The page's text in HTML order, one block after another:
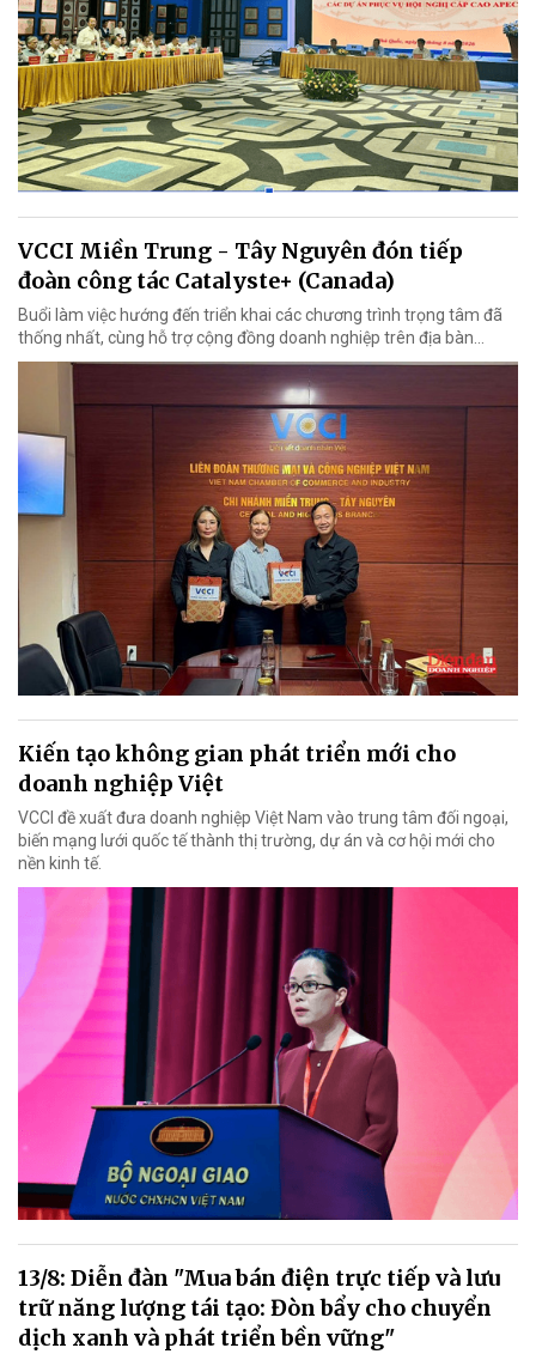
VCCI Miền Trung - Tây Nguyên đón tiếp
đoàn công tác Catalyste+ (Canada)
Buổi làm việc hướng đến triển khai các chương trình trọng tâm đã
thống nhất, cùng hỗ trợ cộng đồng doanh nghiệp trên địa bàn...
Kiến tạo không gian phát triển mới cho
doanh nghiệp Việt
VCCI đề xuất đưa doanh nghiệp Việt Nam vào trung tâm đối ngoại,
biến mạng lưới quốc tế thành thị trường, dự án và cơ hội mới cho
nền kinh tế.
13/8: Diễn đàn "Mua bán điện trực tiếp và lưu
trữ năng lượng tái tạo: Đòn bẩy cho chuyển
dịch xanh và phát triển bền vững"